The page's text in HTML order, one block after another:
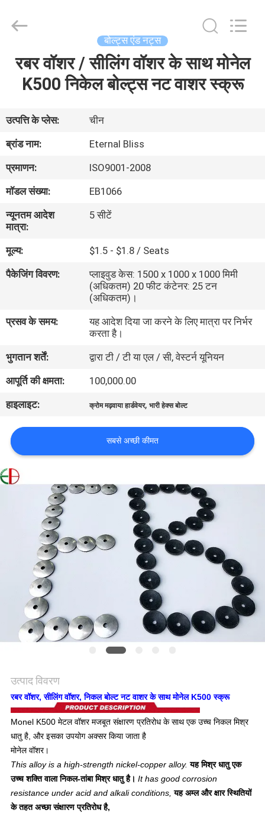
घर
वीडियो
हमारे
बारे
में
कारखाना
भ्रमण
गुणवत्ता
संपर्क
करें
समाचार
एक
साइटमैप
गोपनीयता
Casting
Rights
Reserved.
बोल्ट्स एंड नट्स
रबर वॉशर / सीलिंग वॉशर के साथ मोनेल
K500 निकेल बोल्ट्स नट वाशर स्क्रू
उत्पत्ति के प्लेस:
चीन
ब्रांड नाम:
Eternal Bliss
प्रमाणन:
ISO9001-2008
मॉडल संख्या:
EB1066
न्यूनतम आदेश
मात्रा:
5 सीटें
मूल्य:
$1.5 - $1.8 / Seats
पैकेजिंग विवरण:
प्लाइवुड केस: 1500 x 1000 x 1000 मिमी
(अधिकतम) 20 फीट कंटेनर: 25 टन
(अधिकतम)।
प्रसव के समय:
यह आदेश दिया जा करने के लिए मात्रा पर निर्भर
करता है।
भुगतान शर्तें:
द्वारा टी / टी या एल / सी, वेस्टर्न यूनियन
आपूर्ति की क्षमता:
100,000.00
हाइलाइट:
क्रोम मढ़वाया हार्डवेयर,भारी हेक्स बोल्ट
सबसे अच्छी कीमत
उत्पाद विवरण
रबर वॉशर, सीलिंग वॉशर, निकल बोल्ट नट वाशर के साथ मोनेल K500 स्क्रू
Monel K500 मेटल वॉशर मजबूत संक्षारण प्रतिरोध के साथ एक उच्च निकल मिश्र
धातु है, और इसका उपयोग अक्सर किया जाता है
मोनेल वॉशर।
This alloy is a high-strength nickel-copper alloy. यह मिश्र धातु एक
उच्च शक्ति वाला निकल-तांबा मिश्र धातु है। It has good corrosion
resistance under acid and alkali conditions, यह अम्ल और क्षार स्थितियों
के तहत अच्छा संक्षारण प्रतिरोध है,